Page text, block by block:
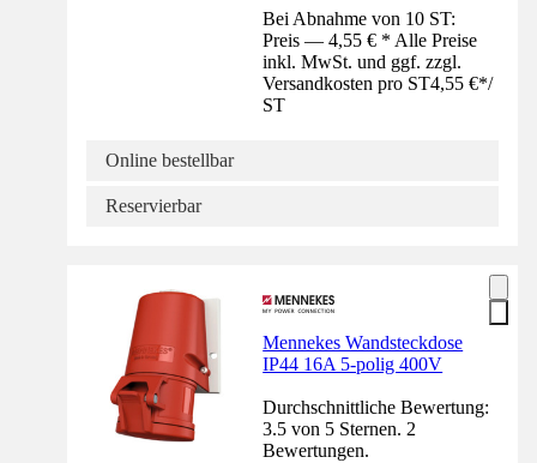
Bei Abnahme von 10 ST:
Preis — 4,55 € * Alle Preise
inkl. MwSt. und ggf. zzgl.
Versandkosten pro ST4,55 €*/
ST
Online bestellbar
Reservierbar
Mennekes Wandsteckdose
IP44 16A 5-polig 400V
Durchschnittliche Bewertung:
3.5 von 5 Sternen. 2
Bewertungen.